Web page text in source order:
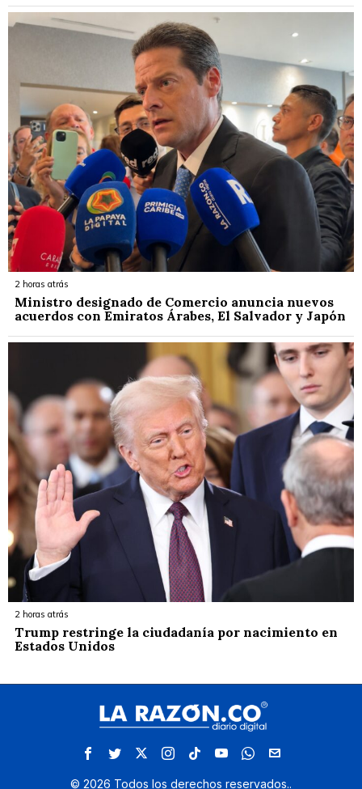
2 horas atrás
Ministro designado de Comercio anuncia nuevos
acuerdos con Emiratos Árabes, El Salvador y Japón
2 horas atrás
Trump restringe la ciudadanía por nacimiento en
Estados Unidos
© 2026 Todos los derechos reservados..